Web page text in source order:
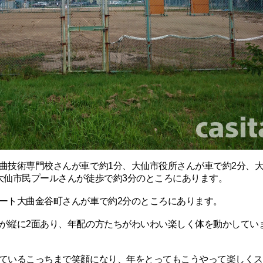
技術専門校さんが車で約1分、大仙市役所さんが車で約2分、
市民プールさんが徒歩で約3分のところにあります。
ト大曲金谷町さんが車で約2分のところにあります。
縦に2面あり、年配の方たちがわいわい楽しく体を動かしてい
いるこっちまで笑顔になり、年をとってもこうやって楽しく